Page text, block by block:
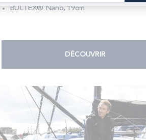
BULTEX® Nano, 19cm
DÉCOUVRIR